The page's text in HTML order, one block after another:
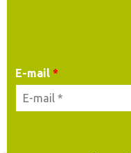
E-mail *